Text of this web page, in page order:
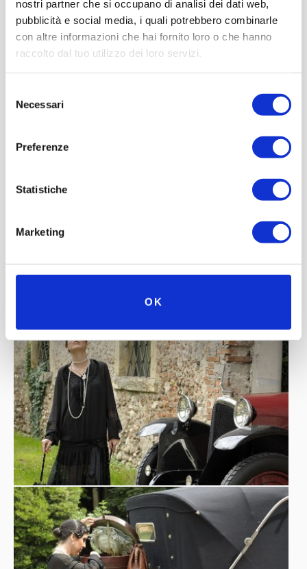
nostri partner che si occupano di analisi dei dati web,
pubblicità e social media, i quali potrebbero combinarle
con altre informazioni che hai fornito loro o che hanno
raccolto dal tuo utilizzo dei loro servizi.
delNecessari
Preferenze
Statistiche
Marketing
OK